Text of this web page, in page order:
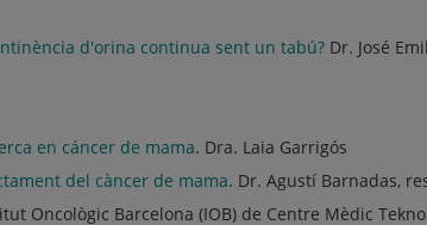
d'orina continua sent un tabú? Dr. José
en cáncer de mama. Dra. Laia Garrigós
del càncer de mama. Dr. Agustí Barnadas,
Oncològic Barcelona (IOB) de Centre Mèdic